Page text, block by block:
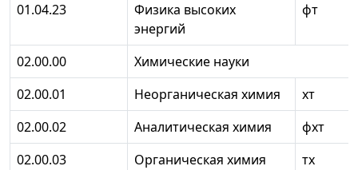
01.04.23
Физика высоких
энергий
фт
02.00.00
Химические науки
02.00.01
Неорганическая химия
хт
02.00.02
Аналитическая химия
фхт
02.00.03
Органическая химия
тх